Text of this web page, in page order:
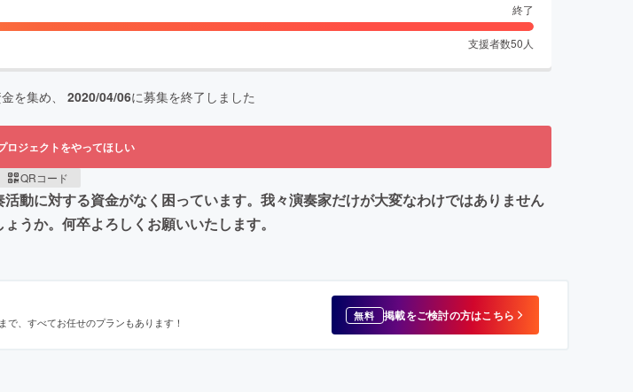
終了
支援者数50 人
を集め、 2020/04/06に募集を終了しました
ロジェクトをやってほしい
QRコード
動に対する資金がなく困っています。我々演奏家だけが大変なわけではありません
うか。何卒よろしくお願いいたします。
、すべてお任せのプランもあります！ 無料 掲載をご検討の方はこちら